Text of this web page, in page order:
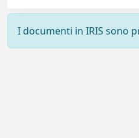
I documenti in IRIS sono